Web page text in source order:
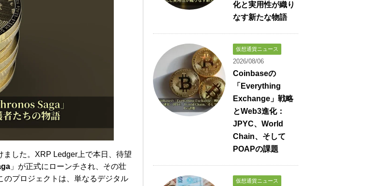
した。XRP Ledger上で本日、待望
」が正式にローンチされ、その壮
のプロジェクトは、単なるデジタル
化と実用性が織り
なす新たな物語
仮想通貨ニュース
2026/08/06
Coinbaseの
「Everything
Exchange」戦略
とWeb3進化：
JPYC、World
Chain、そして
POAPの課題
仮想通貨ニュース